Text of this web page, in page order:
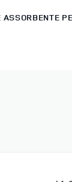
ASSORBENTE